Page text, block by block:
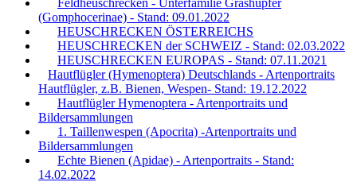
(Gomphocerinae) - Stand: 09.01.2022
HEUSCHRECKEN ÖSTERREICHS
HEUSCHRECKEN der SCHWEIZ - Stand: 02.03.2022
HEUSCHRECKEN EUROPAS - Stand: 07.11.2021
Hautflügler (Hymenoptera) Deutschlands - Artenportraits
Hautflügler, z.B. Bienen, Wespen- Stand: 19.12.2022
Hautflügler Hymenoptera - Artenportraits und
Bildersammlungen
1. Taillenwespen (Apocrita) -Artenportraits und
Bildersammlungen
Echte Bienen (Apidae) - Artenportraits - Stand:
14.02.2022